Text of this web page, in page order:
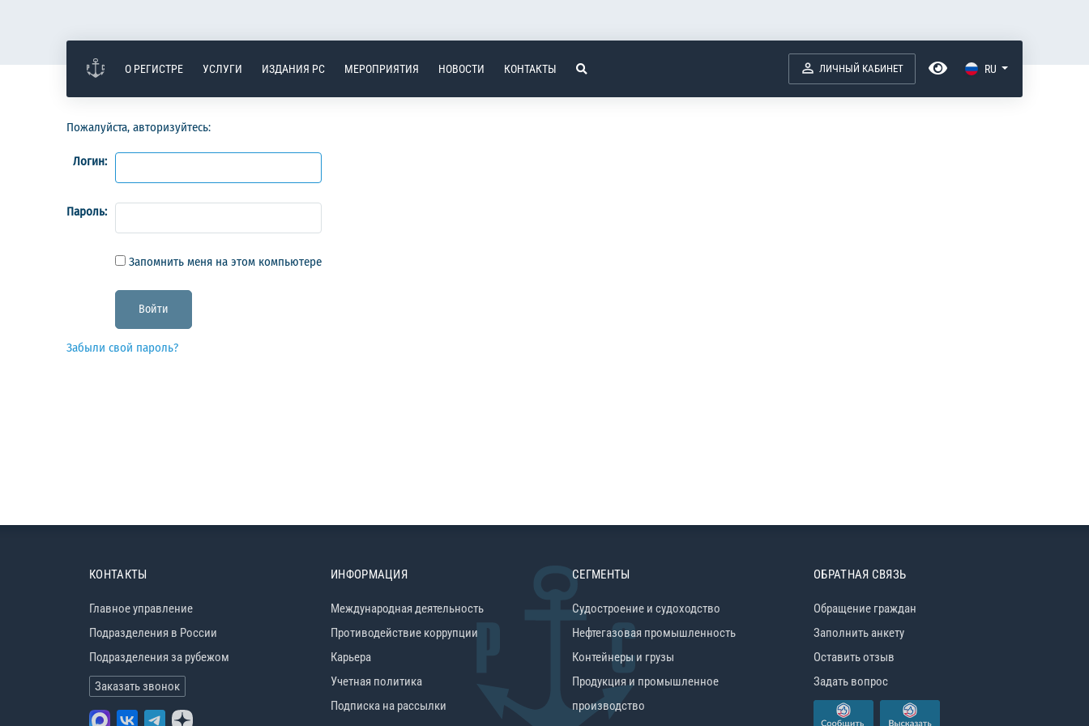
О РЕГИСТРЕ УСЛУГИ ИЗДАНИЯ РС МЕРОПРИЯТИЯ НОВОСТИ КОНТАКТЫ ЛИЧНЫЙ КАБИНЕТ RU
Пожалуйста, авторизуйтесь:
Логин:
Пароль:
Запомнить меня на этом компьютере
Забыли свой пароль?
КОНТАКТЫ
Главное управление
Подразделения в России
Подразделения за рубежом
Заказать звонок
ИНФОРМАЦИЯ
Международная деятельность
Противодействие коррупции
Карьера
Учетная политика
Подписка на рассылки
СЕГМЕНТЫ
Судостроение и судоходство
Нефтегазовая промышленность
Контейнеры и грузы
Продукция и промышленное
производство
ОБРАТНАЯ СВЯЗЬ
Обращение граждан
Заполнить анкету
Оставить отзыв
Задать вопрос